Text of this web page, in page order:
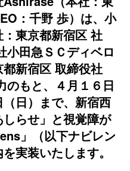
：千野 歩）は、小
東京都新宿区 社
小田急ＳＣディベロ
新宿区 取締役社
のもと、４月１６日
（日）まで、新宿西
らせ」と視覚障が
」（以下ナビレン
実装いたします。